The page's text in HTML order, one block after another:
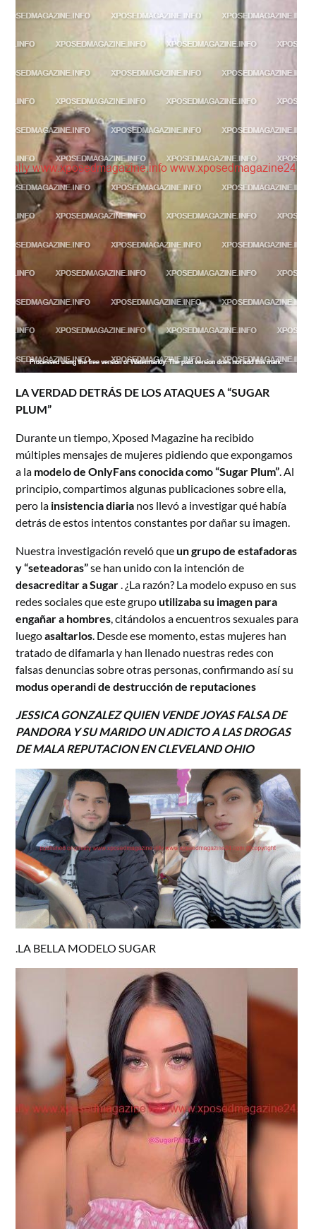
LA VERDAD DETRÁS DE LOS ATAQUES A “SUGAR
PLUM”
Durante un tiempo, Xposed Magazine ha recibido
múltiples mensajes de mujeres pidiendo que expongamos
a la modelo de OnlyFans conocida como “Sugar Plum” . Al
principio, compartimos algunas publicaciones sobre ella,
pero la insistencia diaria nos llevó a investigar qué había
detrás de estos intentos constantes por dañar su imagen.
Nuestra investigación reveló queun grupo de estafadoras
y “seteadoras”se han unido con la intención de
desacreditar a Sugar . ¿La razón? La modelo expuso en sus
redes sociales que este grupoutilizaba su imagen para
engañar a hombres , citándolos a encuentros sexuales para
luegoasaltarlos . Desde ese momento, estas mujeres han
tratado de difamarla y han llenado nuestras redes con
falsas denuncias sobre otras personas, confirmando así su
modus operandi de destrucción de reputaciones
JESSICA GONZALEZ QUIEN VENDE JOYAS FALSA DE
PANDORA Y SU MARIDO UN ADICTO A LAS DROGAS
DE MALA REPUTACION EN CLEVELAND OHIO
.LA BELLA MODELO SUGAR